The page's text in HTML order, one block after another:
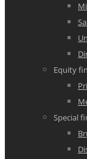
Equity
Special